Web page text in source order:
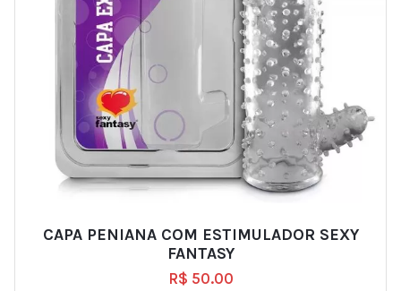
CAPA PENIANA COM ESTIMULADOR SEXY
FANTASY
R$ 50.00